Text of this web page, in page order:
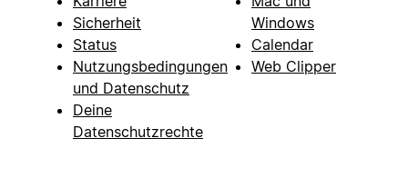
Sicherheit
Status
Nutzungsbedingungen
und Datenschutz
Deine
Datenschutzrechte
Windows
Calendar
Web Clipper